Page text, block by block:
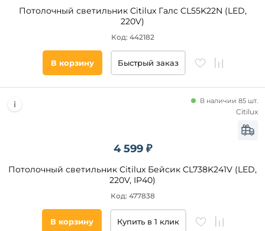
Потолочный светильник Citilux Галс CL55K22N (LED,
220V)
Код: 442182
В корзину Быстрый заказ
4 599 ₽
Потолочный светильник Citilux Бейсик CL738K241V (LED,
220V, IP40)
В наличии 85 шт.
Код: 477838
Citilux
В корзину Купить в 1 клик